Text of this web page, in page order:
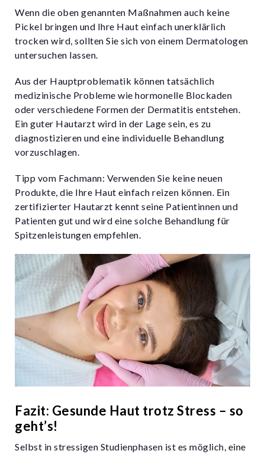
Wenn die oben genannten Maßnahmen auch keine
Pickel bringen und Ihre Haut einfach unerklärlich
trocken wird, sollten Sie sich von einem Dermatologen
untersuchen lassen.
Aus der Hauptproblematik können tatsächlich
medizinische Probleme wie hormonelle Blockaden
oder verschiedene Formen der Dermatitis entstehen.
Ein guter Hautarzt wird in der Lage sein, es zu
diagnostizieren und eine individuelle Behandlung
vorzuschlagen.
Tipp vom Fachmann: Verwenden Sie keine neuen
Produkte, die Ihre Haut einfach reizen können. Ein
zertifizierter Hautarzt kennt seine Patientinnen und
Patienten gut und wird eine solche Behandlung für
Spitzenleistungen empfehlen.
Fazit: Gesunde Haut trotz Stress – so
geht’s!
Selbst in stressigen Studienphasen ist es möglich, eine